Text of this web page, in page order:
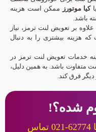
یاکیا موتورز
ممکن است هزینه
باشد.
بر تعویض لنت ترمز، نیاز
هزینه بیشتری را به دنبال
خدمات تعویض لنت ترمز در
متفاوت باشد. به همین دلیل،
فرق کند.
شده؟!
خُب کاری نداره، همین الان با 62774-021 تماس